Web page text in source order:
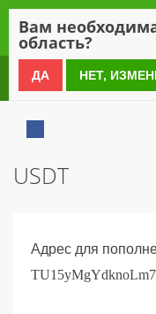
0 800 21 54 55
USDT
Адрес для
Вам
область?
ДА НЕТ,